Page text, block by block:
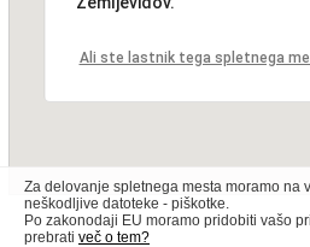
Ali ste lastnik tega spletnega
Za delovanje spletnega mesta moramo na
neškodljive datoteke - piškotke.
Po zakonodaji EU moramo pridobiti vašo
prebrati več o tem?